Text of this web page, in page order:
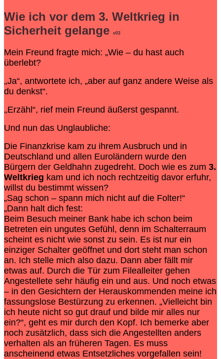
Wie ich vor dem 3. Weltkrieg in
Sicherheit gelange
v03
Mein Freund fragte mich: „Wie – du hast auch
überlebt?
„Ja“, antwortete ich, „aber auf ganz andere Weise als
du denkst“.
„Erzähl“, rief mein Freund äußerst gespannt.
Und nun das Unglaubliche:
Die Finanzkrise kam zu ihrem Ausbruch und in
Deutschland und allen Euroländern wurde den
Bürgern der Geldhahn zugedreht. Doch wie es zum 3.
Weltkrieg kam und ich noch rechtzeitig davor erfuhr,
willst du bestimmt wissen?
„Sag schon – spann mich nicht auf die Folter!“
„Dann halt dich fest:
Beim Besuch meiner Bank habe ich schon beim
Betreten ein ungutes Gefühl, denn im Schalterraum
scheint es nicht wie sonst zu sein. Es ist nur ein
einziger Schalter geöffnet und dort steht man schon
an. Ich stelle mich also dazu. Dann aber fällt mir
etwas auf. Durch die Tür zum Filealleiter gehen
Angestellete sehr häufig ein und aus. Und noch etwas
– in den Gesichtern der Herauskommenden meine ich
fassungslose Bestürzung zu erkennen. „Vielleicht bin
ich heute nicht so gut drauf und bilde mir alles nur
ein?“, geht es mir durch den Kopf. Ich bemerke aber
noch zusätzlich, dass sich die Angestellten anders
verhalten als an früheren Tagen. Es muss
anscheinend etwas Entsetzliches vorgefallen sein!